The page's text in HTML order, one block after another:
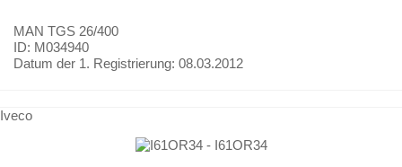
MAN TGS 26/400
ID: M034940
Datum der 1. Registrierung: 08.03.2012
Iveco